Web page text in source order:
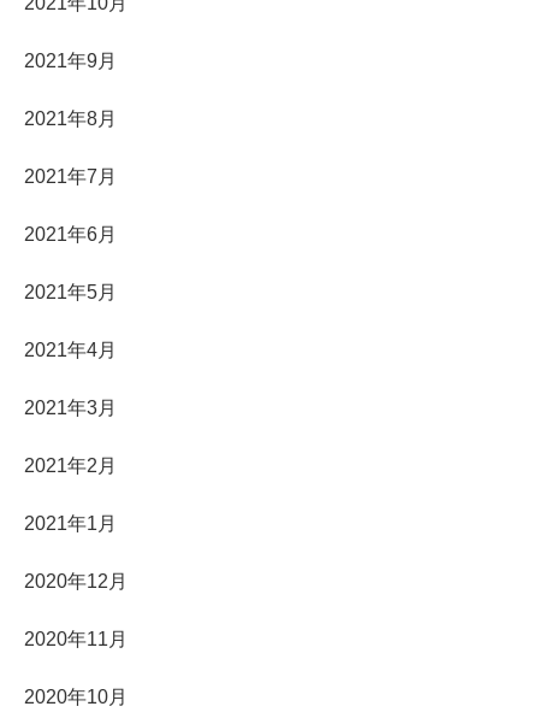
2021年9月
2021年8月
2021年7月
2021年6月
2021年5月
2021年4月
2021年3月
2021年2月
2021年1月
2020年12月
2020年11月
2020年10月